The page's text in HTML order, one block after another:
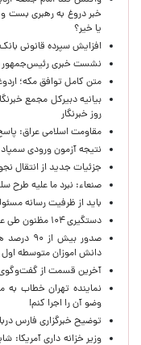
خبر دروغ به رهبری بست و
یا خیر؟
افزایش سپرده قانونی
نشست خبری رئیس‌جمهور
متن کامل توافق مکه؛
بیانیه دبیرکل مجمع
روز خبرنگار
مقاومت اسلامی عراق:
نتیجه آزمون ورودی سمپاد سال ۱۴۰۵
جزئیات جدید از انتقال
صنعاء: نبرد ما علیه
باید از ظرفیت رسانه
دستگیری ۱۰۴ مظنون طی عملیات‌هایی علیه داعش در ترکیه
دانش اموزان متوسطه اول
آخرین قسمت از
نماینده تهران خطاب به
وضو آن را اجرا کنم!
توضیح خبرگزاری فارس
وزیر خزانه داری آمریکا: